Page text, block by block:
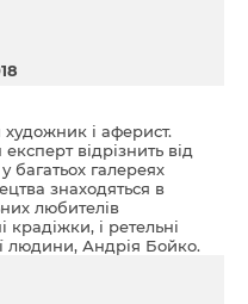
і аферист.
відрізнить від
багатьох галереях
знаходяться в
любителів
крадіжки, і ретельні
людини, Андрія Бойко.